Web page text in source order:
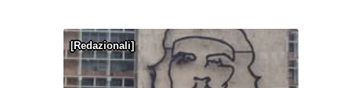
Redazionali